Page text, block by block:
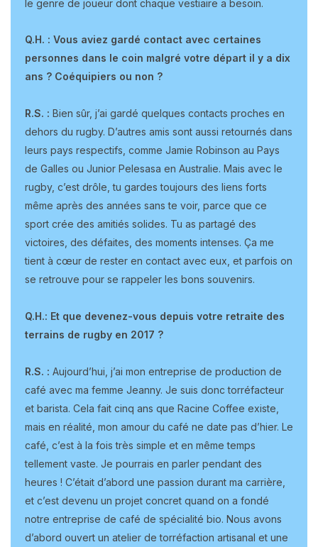
le genre de joueur dont chaque vestiaire a besoin.
Q.H. : Vous aviez gardé contact avec certaines
personnes dans le coin malgré votre départ il y a dix
ans ? Coéquipiers ou non ?
R.S. : Bien sûr, j’ai gardé quelques contacts proches en
dehors du rugby. D’autres amis sont aussi retournés dans
leurs pays respectifs, comme Jamie Robinson au Pays
de Galles ou Junior Pelesasa en Australie. Mais avec le
rugby, c’est drôle, tu gardes toujours des liens forts
même après des années sans te voir, parce que ce
sport crée des amitiés solides. Tu as partagé des
victoires, des défaites, des moments intenses. Ça me
tient à cœur de rester en contact avec eux, et parfois on
se retrouve pour se rappeler les bons souvenirs.
Q.H.: Et que devenez-vous depuis votre retraite des
terrains de rugby en 2017 ?
R.S. : Aujourd’hui, j’ai mon entreprise de production de
café avec ma femme Jeanny. Je suis donc torréfacteur
et barista. Cela fait cinq ans que Racine Coffee existe,
mais en réalité, mon amour du café ne date pas d’hier. Le
café, c’est à la fois très simple et en même temps
tellement vaste. Je pourrais en parler pendant des
heures ! C’était d’abord une passion durant ma carrière,
et c’est devenu un projet concret quand on a fondé
notre entreprise de café de spécialité bio. Nous avons
d’abord ouvert un atelier de torréfaction artisanal et une